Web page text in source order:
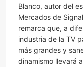
Blanco, autor del
Mercados de
remarca que, a
industria de la TV
más grandes y
dinamismo llevará